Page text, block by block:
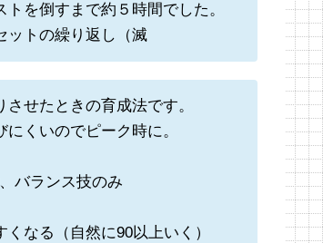
を倒すまで約５時間でした。
ットの繰り返し（滅
せたときの育成法です。
くいのでピーク時に。
バランス技のみ
なる（自然に90以上いく）